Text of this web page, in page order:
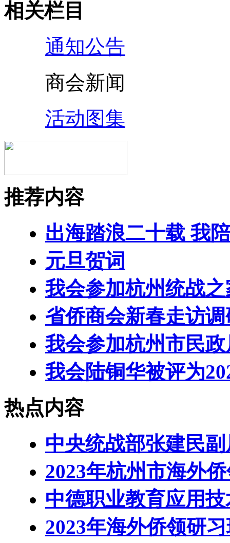
相关栏目
通知公告
商会新闻
活动图集
推荐内容
出海踏浪二十载 我
元旦贺词
我会参加杭州统战
省侨商会新春走访
我会参加杭州市民
我会陆铜华被评为
热点内容
中央统战部张建民
2023年杭州市海外
中德职业教育应用
2023年海外侨领研